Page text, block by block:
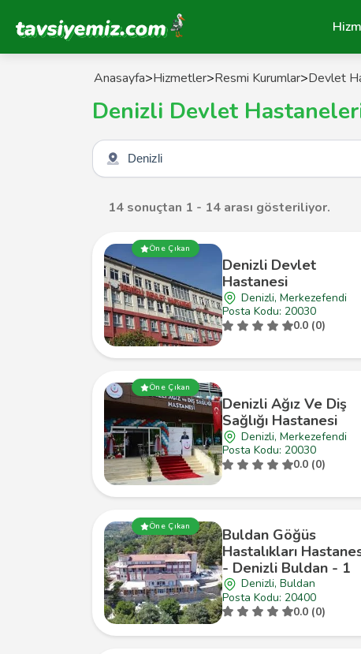
Tavsiyemiz Anasayfa
Anasayfa>Hizmetler>Resmi Kurumlar>Devlet
Denizli Devlet
Şehir seçin
14 sonuçtan 1 - 14 arası gösteriliyor.
Öne Çıkan
Denizli Devlet
Hastanesi
Denizli, Merkezefendi
Posta Kodu: 20030
0.0 (0)
Öne Çıkan
Denizli Ağız Ve Diş
Sağlığı Hastanesi
Denizli, Merkezefendi
Posta Kodu: 20030
0.0 (0)
Öne Çıkan
Buldan Göğüs
Hastalıkları
- Denizli Buldan - 1
Denizli, Buldan
Posta Kodu: 20400
0.0 (0)